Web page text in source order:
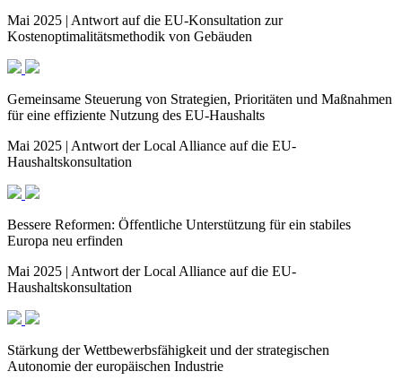
Mai 2025 | Antwort auf die EU-Konsultation zur
Kostenoptimalitätsmethodik von Gebäuden
Gemeinsame Steuerung von Strategien, Prioritäten und Maßnahmen
für eine effiziente Nutzung des EU-Haushalts
Mai 2025 | Antwort der Local Alliance auf die EU-
Haushaltskonsultation
Bessere Reformen: Öffentliche Unterstützung für ein stabiles
Europa neu erfinden
Mai 2025 | Antwort der Local Alliance auf die EU-
Haushaltskonsultation
Stärkung der Wettbewerbsfähigkeit und der strategischen
Autonomie der europäischen Industrie